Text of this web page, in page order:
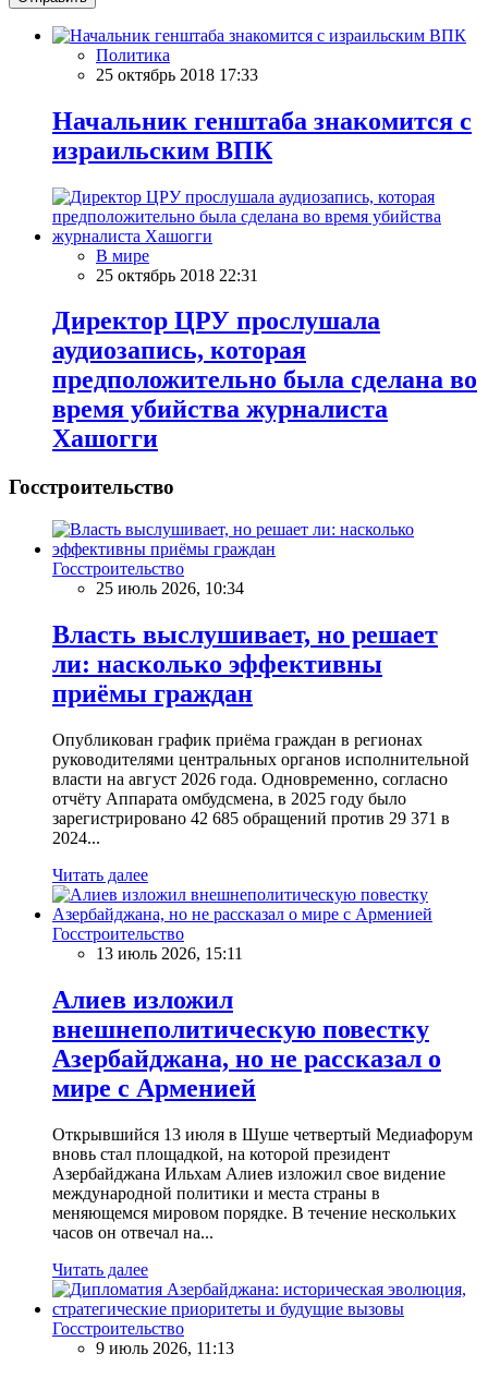
Политика
25 октябрь 2018 17:33
Начальник генштаба знакомится с
израильским ВПК
В мире
25 октябрь 2018 22:31
Директор ЦРУ прослушала
аудиозапись, которая
предположительно была сделана во
время убийства журналиста
Хашогги
Госстроительство
Госстроительство
25 июль 2026, 10:34
Власть выслушивает, но решает
ли: насколько эффективны
приёмы граждан
Опубликован график приёма граждан в регионах
руководителями центральных органов исполнительной
власти на август 2026 года. Одновременно, согласно
отчёту Аппарата омбудсмена, в 2025 году было
зарегистрировано 42 685 обращений против 29 371 в
2024...
Читать далее
Госстроительство
13 июль 2026, 15:11
Алиев изложил
внешнеполитическую повестку
Азербайджана, но не рассказал о
мире с Арменией
Открывшийся 13 июля в Шуше четвертый Медиафорум
вновь стал площадкой, на которой президент
Азербайджана Ильхам Алиев изложил свое видение
международной политики и места страны в
меняющемся мировом порядке. В течение нескольких
часов он отвечал на...
Читать далее
Госстроительство
9 июль 2026, 11:13